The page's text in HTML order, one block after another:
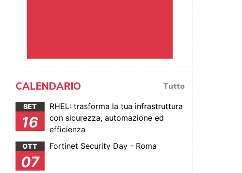
CALENDARIO Tutto
SET
16
RHEL: trasforma la tua infrastruttura
con sicurezza, automazione ed
efficienza
OTT
07
Fortinet Security Day - Roma